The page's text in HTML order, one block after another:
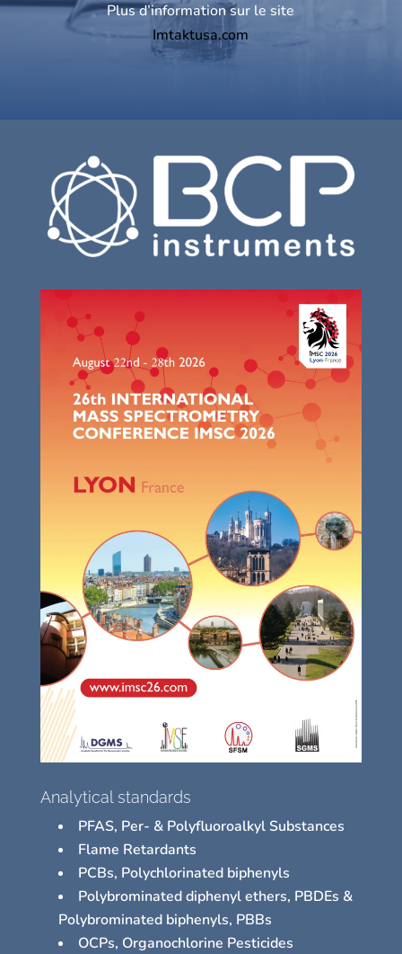
Plus d’information sur le site
Imtaktusa.com
Analytical standards
PFAS, Per- & Polyfluoroalkyl Substances
Flame Retardants
PCBs, Polychlorinated biphenyls
Polybrominated diphenyl ethers, PBDEs &
Polybrominated biphenyls, PBBs
OCPs, Organochlorine Pesticides